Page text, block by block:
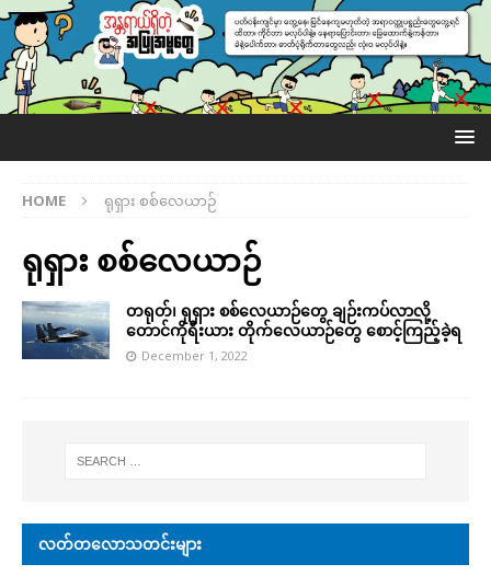
HOME ရုရှား စစ်လေယာဉ်
ရုရှား စစ်လေယာဉ်
တရုတ်၊ ရုရှား စစ်လေယာဉ်တွေ ချဉ်းကပ်လာလို့
တောင်ကိုရီးယား တိုက်လေယာဉ်တွေ စောင့်ကြည့်ခဲ့ရ
December 1, 2022
လတ်တလောသတင်းများ